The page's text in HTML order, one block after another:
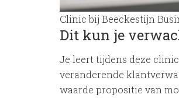
Clinic bij Beeckestijn
Dit kun je
Je leert tijdens deze
veranderende
waarde propositie van